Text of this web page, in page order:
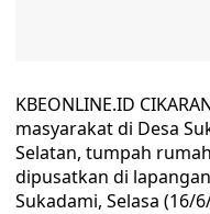
KBEONLINE.ID
masyarakat di Desa
Selatan, tumpah
dipusatkan di
Sukadami, Selasa (16/